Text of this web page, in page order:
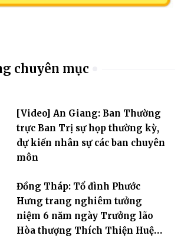
chuyên mục
[Video] An Giang: Ban Thường
trực Ban Trị sự họp thường kỳ,
dự kiến nhân sự các ban chuyên
môn
Đồng Tháp: Tổ đình Phước
Hưng trang nghiêm tưởng
niệm 6 năm ngày Trưởng lão
Hòa thượng Thích Thiện Huệ